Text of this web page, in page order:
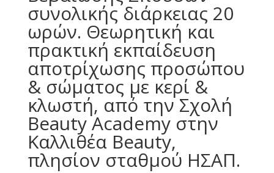
συνολικής διάρκειας 20
ωρών. Θεωρητική και
πρακτική εκπαίδευση
αποτρίχωσης προσώπου
& σώματος με κερί &
κλωστή, από την Σχολή
Beauty Academy στην
Καλλιθέα Beauty,
πλησίον σταθμού ΗΣΑΠ.